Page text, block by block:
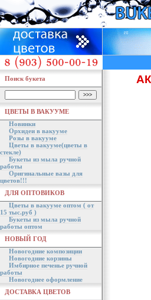
Поиск букета
ЦВЕТЫ В ВАКУУМЕ
Новинки
Орхидеи в вакууме
Розы в вакууме
Цветы в вакууме(цветы в
стекле)
Букеты из мыла ручной
работы
Оригинальные вазы для
цветов!!!
ДЛЯ ОПТОВИКОВ
Цветы в вакууме оптом ( от
15 тыс.руб )
Букеты из мыла ручной
работы оптом
НОВЫЙ ГОД
Новогодние композиции
Новогодние корзины
Имбирное печенье ручной
работы
Новогоднее оформление
ДОСТАВКА ЦВЕТОВ